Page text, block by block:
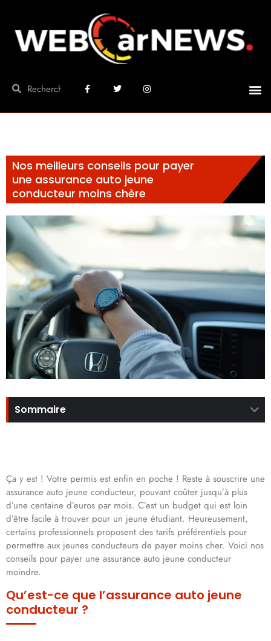
Nos meilleurs conseils pour payer
une assurance auto jeune
conducteur moins chère
Sommaire
Ça y est ! Votre permis est enfin en poche ! Reste à souscrire une
assurance auto jeune conducteur, pouvant coûter jusqu’à plus
d’une centaine d’euros par mois. C’est un budget qui est loin
d’être facile à trouver pour un jeune étudiant. Heureusement,
certains professionnels proposent des tarifs préférentiels pour
permettre aux jeunes conducteurs de payer moins cher. Voici nos
conseils pour payer une assurance auto jeune conducteur
moindre.
Qu’est-ce que l’assurance auto jeune
conducteur ?